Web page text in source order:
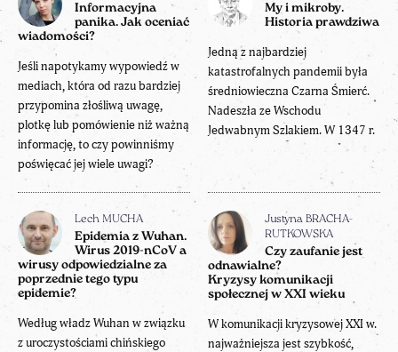
Informacyjna
panika. Jak oceniać
wiadomości?
Jeśli napotykamy wypowiedź w
mediach, która od razu bardziej
przypomina złośliwą uwagę,
plotkę lub pomówienie niż ważną
informację, to czy powinniśmy
poświęcać jej wiele uwagi?
My i mikroby.
Historia prawdziwa
Jedną z najbardziej
katastrofalnych pandemii była
średniowieczna Czarna Śmierć.
Nadeszła ze Wschodu
Jedwabnym Szlakiem. W 1347 r.
Lech MUCHA
Epidemia z Wuhan.
Wirus 2019-nCoV a
wirusy odpowiedzialne za
poprzednie tego typu
epidemie?
Według władz Wuhan w związku
z uroczystościami chińskiego
Justyna BRACHA-
RUTKOWSKA
Czy zaufanie jest
odnawialne?
Kryzysy komunikacji
społecznej w XXI wieku
W komunikacji kryzysowej XXI w.
najważniejsza jest szybkość,